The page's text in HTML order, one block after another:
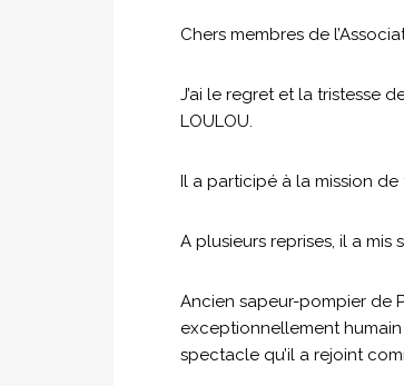
Chers membres de
J’ai le regret et la tristesse
LOULOU.
Il a participé à la mission
A plusieurs reprises, il a mis
Ancien sapeur-pompier de
exceptionnellement
spectacle qu’il a rejoint